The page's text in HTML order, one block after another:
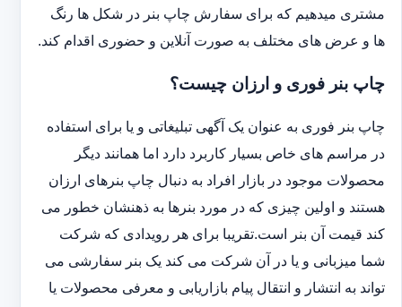
مشتری میدهیم که برای سفارش چاپ بنر در شکل ها رنگ
ها و عرض های مختلف به صورت آنلاین و حضوری اقدام کند.
چاپ بنر فوری و ارزان چیست؟
چاپ بنر فوری به عنوان یک آگهی تبلیغاتی و یا برای استفاده
در مراسم های خاص بسیار کاربرد دارد اما همانند دیگر
محصولات موجود در بازار افراد به دنبال چاپ بنرهای ارزان
هستند و اولین چیزی که در مورد بنرها به ذهنشان خطور می
کند قیمت آن بنر است.تقریبا برای هر رویدادی که شرکت
شما میزبانی و یا در آن شرکت می کند یک بنر سفارشی می
تواند به انتشار و انتقال پیام بازاریابی و معرفی محصولات یا